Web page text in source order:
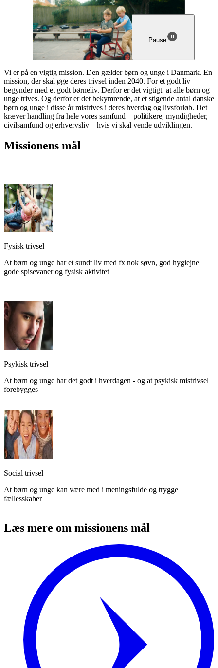
Pause
Vi er på en vigtig mission. Den gælder børn og unge i Danmark. En
mission, der skal øge deres trivsel inden 2040. For et godt liv
begynder med et godt børneliv. Derfor er det vigtigt, at alle børn og
unge trives. Og derfor er det bekymrende, at et stigende antal danske
børn og unge i disse år mistrives i deres hverdag og livsforløb. Det
kræver handling fra hele vores samfund – politikere, myndigheder,
civilsamfund og erhvervsliv – hvis vi skal vende udviklingen.
Missionens mål
Fysisk trivsel
At børn og unge har et sundt liv med fx nok søvn, god hygiejne,
gode spisevaner og fysisk aktivitet
Psykisk trivsel
At børn og unge har det godt i hverdagen - og at psykisk mistrivsel
forebygges
Social trivsel
At børn og unge kan være med i meningsfulde og trygge
fællesskaber
Læs mere om missionens mål